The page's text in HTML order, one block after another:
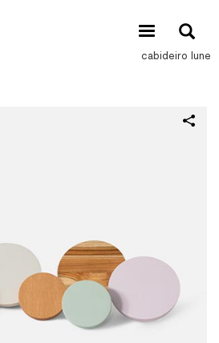
cabideiro lune